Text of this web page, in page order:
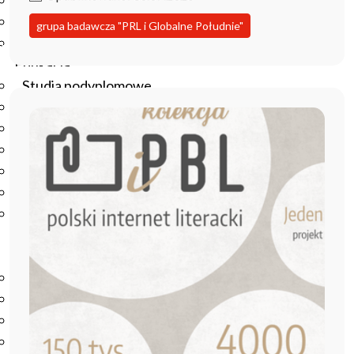
Repozytorium RCIN
Otwarta nauka
Edukacja
Studia podyplomowe
Szkolenia
Szkoła Doktorska Anthropos
Erasmus
Olimpiada Literatury i Języka Polskiego
Olimpiada Literatury i Języka Polskiego dla Szkół
Podstawowych
Biblioteka
O bibliotece
Godziny otwarcia
Katalog
Nowości
grupa badawcza "PRL i Globalne Południe"